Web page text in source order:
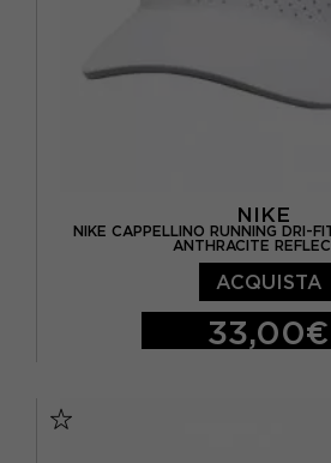
NIKE
NIKE CAPPELLINO RUNNING DRI-
ANTHRACITE
ACQUISTA
33,00€